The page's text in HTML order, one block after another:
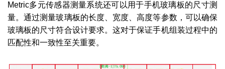
Metric多元传感器测量系统还可以用于手机玻璃板的尺寸测
量。通过测量玻璃板的长度、宽度、高度等参数，可以确保
玻璃板的尺寸符合设计要求。这对于保证手机组装过程中的
匹配性和一致性至关重要。